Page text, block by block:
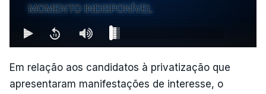
MOMENTO INDISPONÍVEL
Em relação aos candidatos à privatização que
apresentaram manifestações de interesse, o